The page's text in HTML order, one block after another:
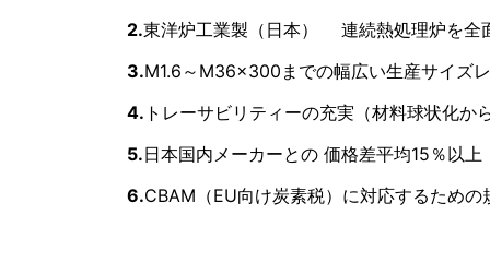
2.東洋炉工業製（日本） 連続熱処理炉を全
3.M1.6～M36×300までの幅広い生産サイズ
4. トレーサビリティーの充実（材料球状化か
5.日本国内メーカーとの 価格差平均15％以上
6.CBAM（EU向け炭素税）に対応するため